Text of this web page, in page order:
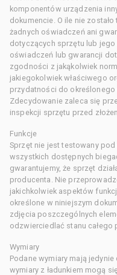
komponentów urządzenia
dokumencie. O ile nie
żadnych oświadczeń ani
dotyczących sprzętu lub
oświadczeń lub gwarancji
zgodności z jakąkolwiek
jakiegokolwiek właściwego
przydatności do
Zdecydowanie zaleca się
inspekcji sprzętu przed
Funkcje
Sprzęt nie jest testowany
wszystkich dostępnych
gwarantujemy, że sprzęt
producenta. Nie
jakichkolwiek aspektów
określone w niniejszym
zdjęcia poszczególnych
odzwierciedlać stanu całego
Wymiary
Podane wymiary mają
wymiary z ładunkiem mogą